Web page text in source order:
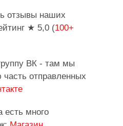
отзывы наших
★ 5,0 (100+
ВК - там мы
отправленных
есть много